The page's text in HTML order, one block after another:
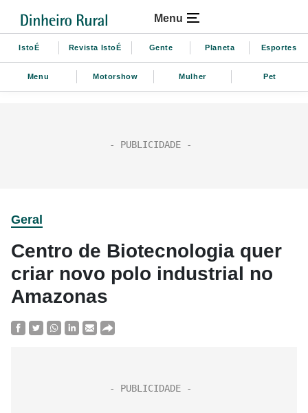
Menu
IstoÉ Revista IstoÉ Gente Planeta Esportes
Menu Motorshow Mulher Pet
Geral
Centro de Biotecnologia quer
criar novo polo industrial no
Amazonas